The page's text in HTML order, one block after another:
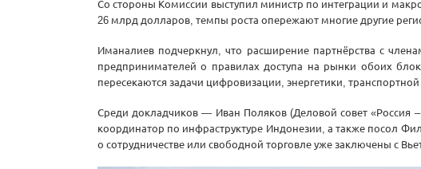
Со стороны Комиссии выступил министр по интеграции и
26 млрд долларов, темпы роста опережают многие другие
Иманалиев подчеркнул, что расширение партнёрства с
предпринимателей о правилах доступа на рынки обоих
пересекаются задачи цифровизации, энергетики,
Среди докладчиков — Иван Поляков (Деловой совет «Россия
координатор по инфраструктуре Индонезии, а также посол
о сотрудничестве или свободной торговле уже заключены с